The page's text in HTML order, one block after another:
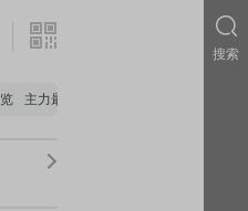
主力最新动向
搜索